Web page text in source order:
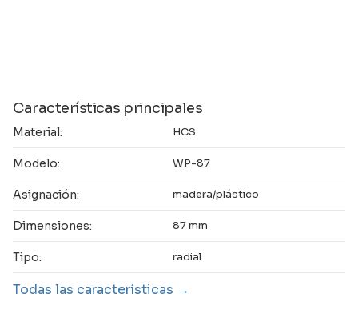
Características principales
Material: HCS
Modelo: WP-87
Asignación: madera/plástico
Dimensiones: 87 mm
Tipo: radial
Todas las características